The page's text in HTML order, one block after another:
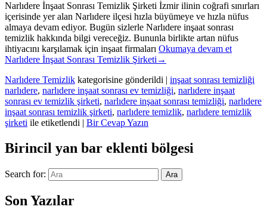
Narlıdere İnşaat Sonrası Temizlik Şirketi İzmir ilinin coğrafi sınırları
içerisinde yer alan Narlıdere ilçesi hızla büyümeye ve hızla nüfus
almaya devam ediyor. Bugün sizlerle Narlıdere inşaat sonrası
temizlik hakkında bilgi vereceğiz. Bununla birlikte artan nüfus
ihtiyacını karşılamak için inşaat firmaları Okumaya devam et
Narlıdere İnşaat Sonrası Temizlik Şirketi →
Narlıdere Temizlik kategorisine gönderildi | inşaat sonrası temizliği
narlıdere, narlıdere inşaat sonrası ev temizliği, narlıdere inşaat
sonrası ev temizlik şirketi, narlıdere inşaat sonrası temizliği, narlıdere
inşaat sonrası temizlik şirketi, narlıdere temizlik, narlıdere temizlik
şirketi ile etiketlendi | Bir Cevap Yazın
Birincil yan bar eklenti bölgesi
Search for: Ara
Son Yazılar